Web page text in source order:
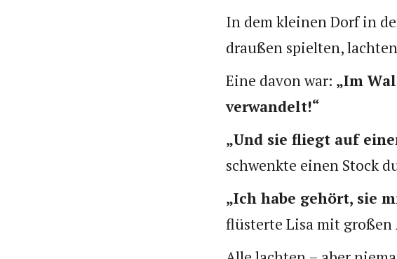
In dem kleinen Dorf in
draußen spielten,
Eine davon war: „Im
verwandelt!“
„Und sie fliegt auf
schwenkte einen Stock
„Ich habe gehört, sie
flüsterte Lisa mit großen